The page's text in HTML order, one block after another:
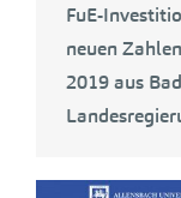
FuE-
neuen
2019 aus